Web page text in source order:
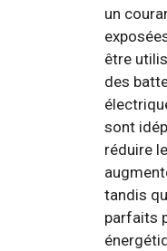
un
être
des
sont
réduire
tandis
parfaits